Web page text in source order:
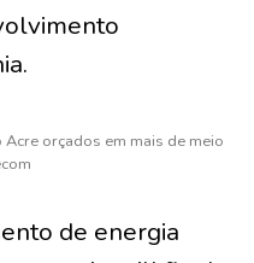
orçados em mais de meio
de energia